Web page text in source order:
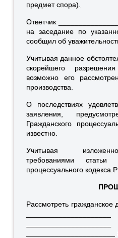
предмет спора).
Ответчик
на заседание по
сообщил об
Учитывая данное
скорейшего
возможно его
производства.
О последствиях
заявления,
Гражданского
известно.
Учитывая
требованиями
процессуального кодекса
Рассмотреть